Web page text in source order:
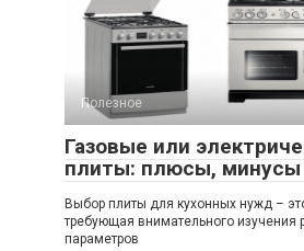
Полезное
Газовые или
плиты: плюсы, минусы
Выбор плиты для кухонных нужд –
требующая внимательного изучения
параметров